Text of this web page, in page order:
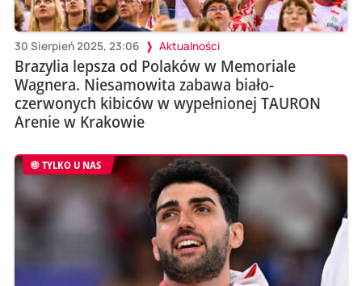
30 Sierpień 2025, 23:06 Aktualności
Brazylia lepsza od Polaków w Memoriale
Wagnera. Niesamowita zabawa biało-
czerwonych kibiców w wypełnionej TAURON
Arenie w Krakowie
TYLKO U NAS